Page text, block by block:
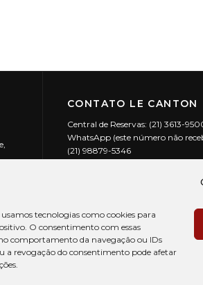
tecnologias como cookies para
O consentimento com essas
comportamento da navegação ou IDs
a revogação do consentimento pode afetar
CONTATO LE CANTON
Central de Reservas: (21) 3613-
WhatsApp (este número não
(21) 98879-5346
reservados